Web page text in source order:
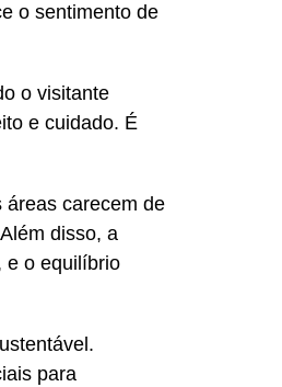
o sentimento de
o visitante
e cuidado. É
áreas carecem de
disso, a
e o equilíbrio
para